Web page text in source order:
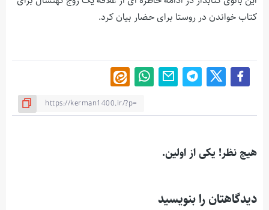
کتاب خواندن در روستا برای حضار بیان کرد.
هیچ نظر! یکی از اولین.
دیدگاهتان را بنویسید